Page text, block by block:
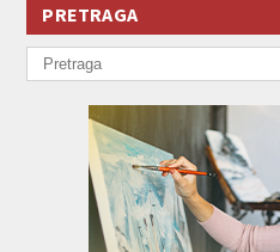
PRETRAGA